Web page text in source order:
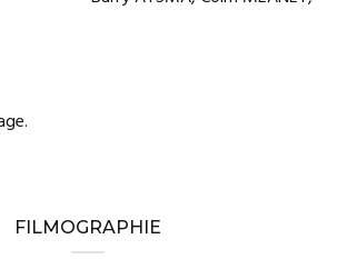
FILMOGRAPHIE